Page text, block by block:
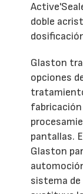
doble
Glaston
opciones
pantallas.
Glaston
sistema